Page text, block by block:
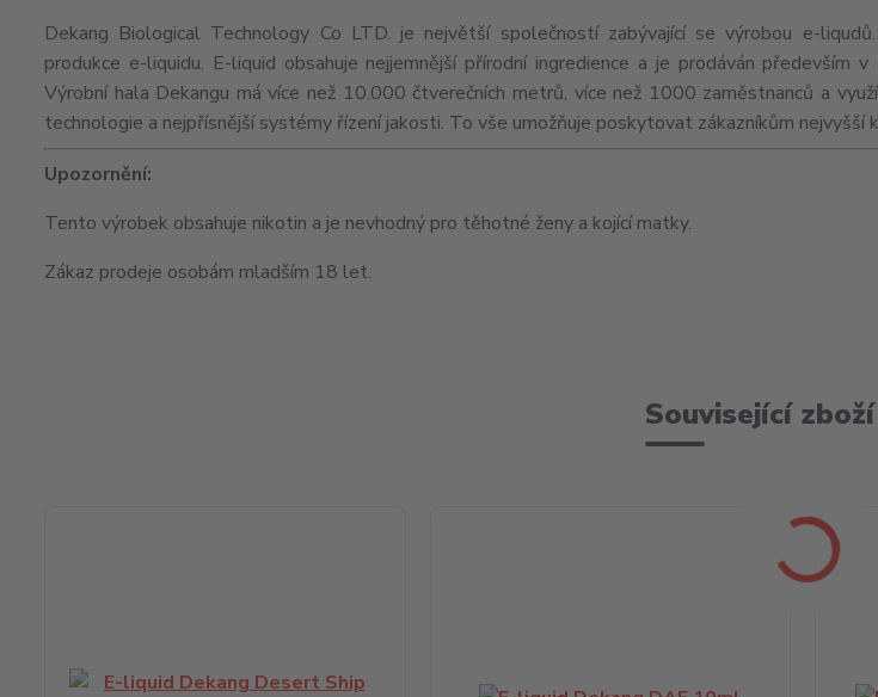
Dekang Biological Technology Co LTD. je největší společností zabývající se výrobou e-
produkce e-liquidu. E-liquid obsahuje nejjemnější přírodní ingredience a je prodáván především
Výrobní hala Dekangu má více než 10.000 čtverečních metrů, více než 1000 zaměstnanců a
technologie a nejpřísnější systémy řízení jakosti. To vše umožňuje poskytovat zákazníkům nejvyšší
Upozornění:
Tento výrobek obsahuje nikotin a je nevhodný pro těhotné ženy a kojící matky.
Zákaz prodeje osobám mladším 18 let.
Související zboží